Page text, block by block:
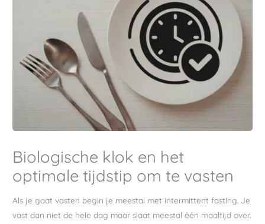
Biologische klok en het
optimale tijdstip om te vasten
Als je gaat vasten begin je meestal met intermittent fasting. Je
vast dan niet de hele dag maar slaat meestal één maaltijd over.